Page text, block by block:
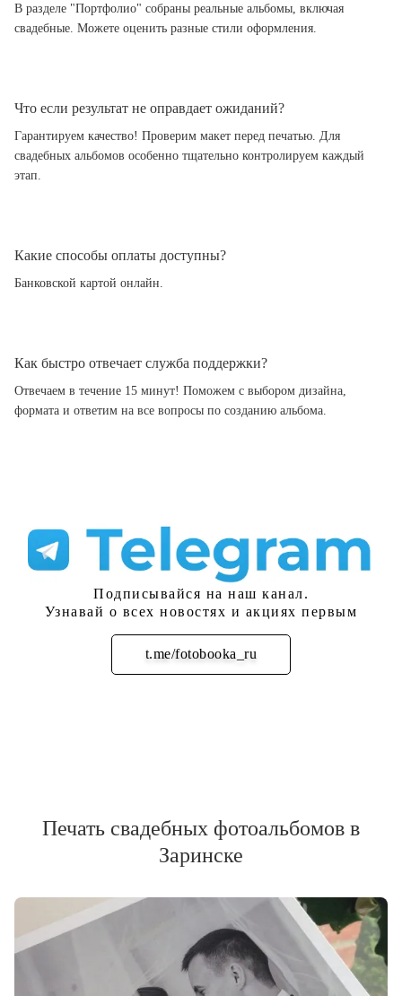
В разделе "Портфолио" собраны реальные альбомы, включая
свадебные. Можете оценить разные стили оформления.
Что если результат не оправдает ожиданий?
Гарантируем качество! Проверим макет перед печатью. Для
свадебных альбомов особенно тщательно контролируем каждый
этап.
Какие способы оплаты доступны?
Банковской картой онлайн.
Как быстро отвечает служба поддержки?
Отвечаем в течение 15 минут! Поможем с выбором дизайна,
формата и ответим на все вопросы по созданию альбома.
Подписывайся на наш канал.
Узнавай о всех новостях и акциях первым
t.me/fotobooka_ru
Подписаться
Печать свадебных фотоальбомов в
Заринске